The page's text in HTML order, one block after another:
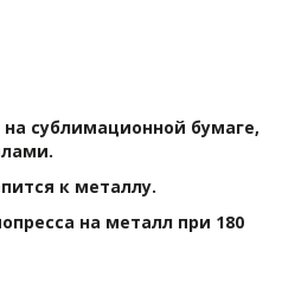
сублимационной бумаге,
к металлу.
на металл при 180